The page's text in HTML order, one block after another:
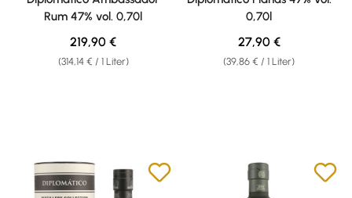
Rum 47% vol. 0,70l
(314,14 € / 1 Liter)
Regulärer Preis:
219,90 €
0,70l
(39,86 € / 1 Liter)
Regulärer Preis:
27,90 €